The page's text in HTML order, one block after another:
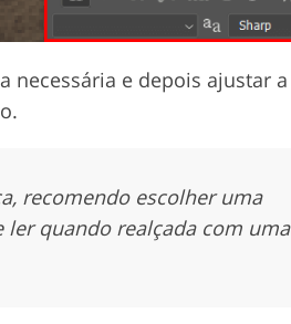
necessária e depois ajustar a
recomendo escolher uma
quando realçada com uma